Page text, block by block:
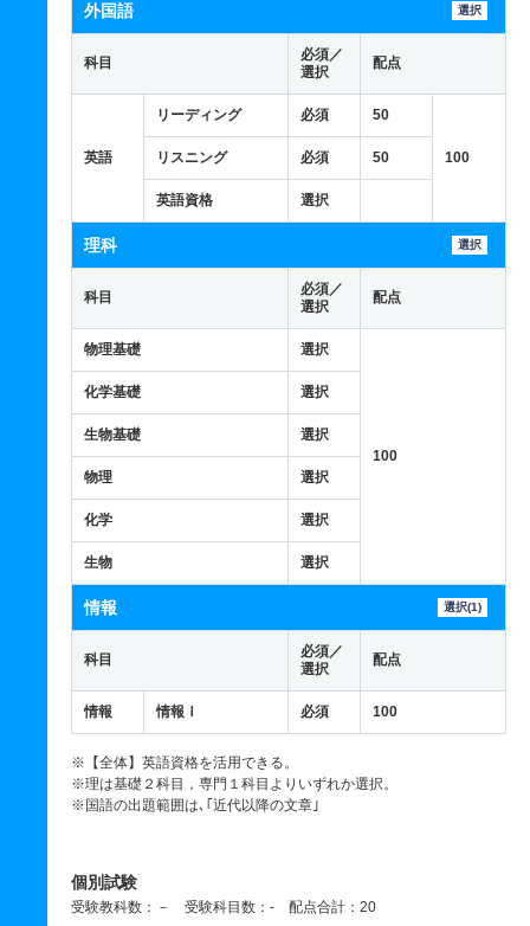
外国語 選択
科目
必須／
選択
配点
英語
リーディング 必須 50
100
リスニング 必須 50
英語資格 選択
理科 選択
科目
必須／
選択
配点
物理基礎 選択
100
化学基礎 選択
生物基礎 選択
物理 選択
化学 選択
生物 選択
情報 選択(1)
科目
必須／
選択
配点
情報 情報Ⅰ 必須 100
※【全体】英語資格を活用できる。
※理は基礎２科目，専門１科目よりいずれか選択。
※国語の出題範囲は､｢近代以降の文章｣
個別試験
受験教科数：－ 受験科目数：- 配点合計：20